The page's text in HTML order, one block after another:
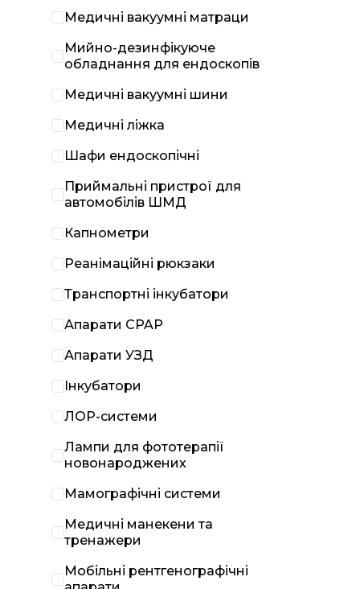
Медичні вакуумні матраци
Мийно-дезинфікуюче
обладнання для ендоскопів
Медичні вакуумні шини
Медичні ліжка
Шафи ендоскопічні
Приймальні пристрої для
автомобілів ШМД
Капнометри
Реанімаційні рюкзаки
Транспортні інкубатори
Апарати CPAP
Апарати УЗД
Інкубатори
ЛОР-системи
Лампи для фототерапії
новонароджених
Мамографічні системи
Медичні манекени та
тренажери
Мобільні рентгенографічні